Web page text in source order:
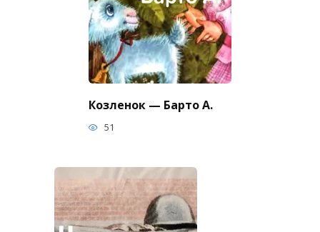
Козленок — Барто А.
51